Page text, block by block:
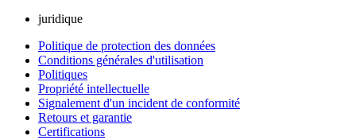
juridique
Politique de protection des données
Conditions générales d'utilisation
Politiques
Propriété intellectuelle
Signalement d'un incident de conformité
Retours et garantie
Certifications